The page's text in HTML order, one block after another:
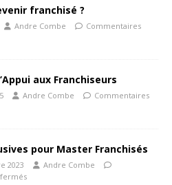
franchisé ?
Andre Combe
Commentaires
aux Franchiseurs
Andre Combe
Commentaires
pour Master Franchisés
2023
Andre Combe